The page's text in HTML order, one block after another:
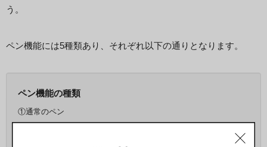
う。
ペン機能には5種類あり、それぞれ以下の通りとなります。
ペン機能の種類
①通常のペン